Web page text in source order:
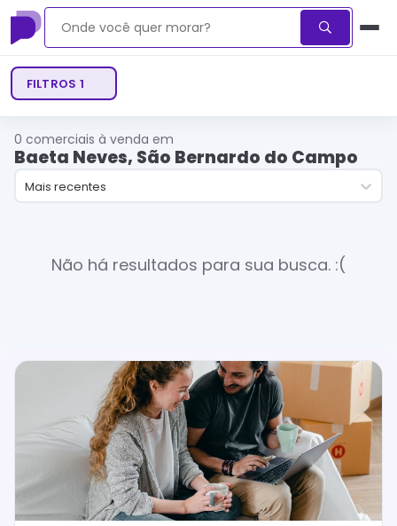
FILTROS 1
0 comerciais à venda em
Baeta Neves, São Bernardo do Campo
Mais recentes
Não há resultados para sua busca. :(